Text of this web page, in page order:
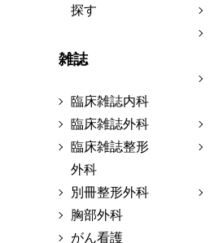
探す
雑誌
臨床雑誌内科
臨床雑誌外科
臨床雑誌整形
外科
別冊整形外科
胸部外科
がん看護